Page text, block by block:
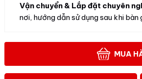
Vận chuyển & Lắp đặt chuyên
nơi, hướng dẫn sử dụng sau khi bàn
MUA